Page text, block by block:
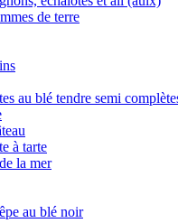
de terre
au blé tendre semi
à tarte
la mer
au blé noir